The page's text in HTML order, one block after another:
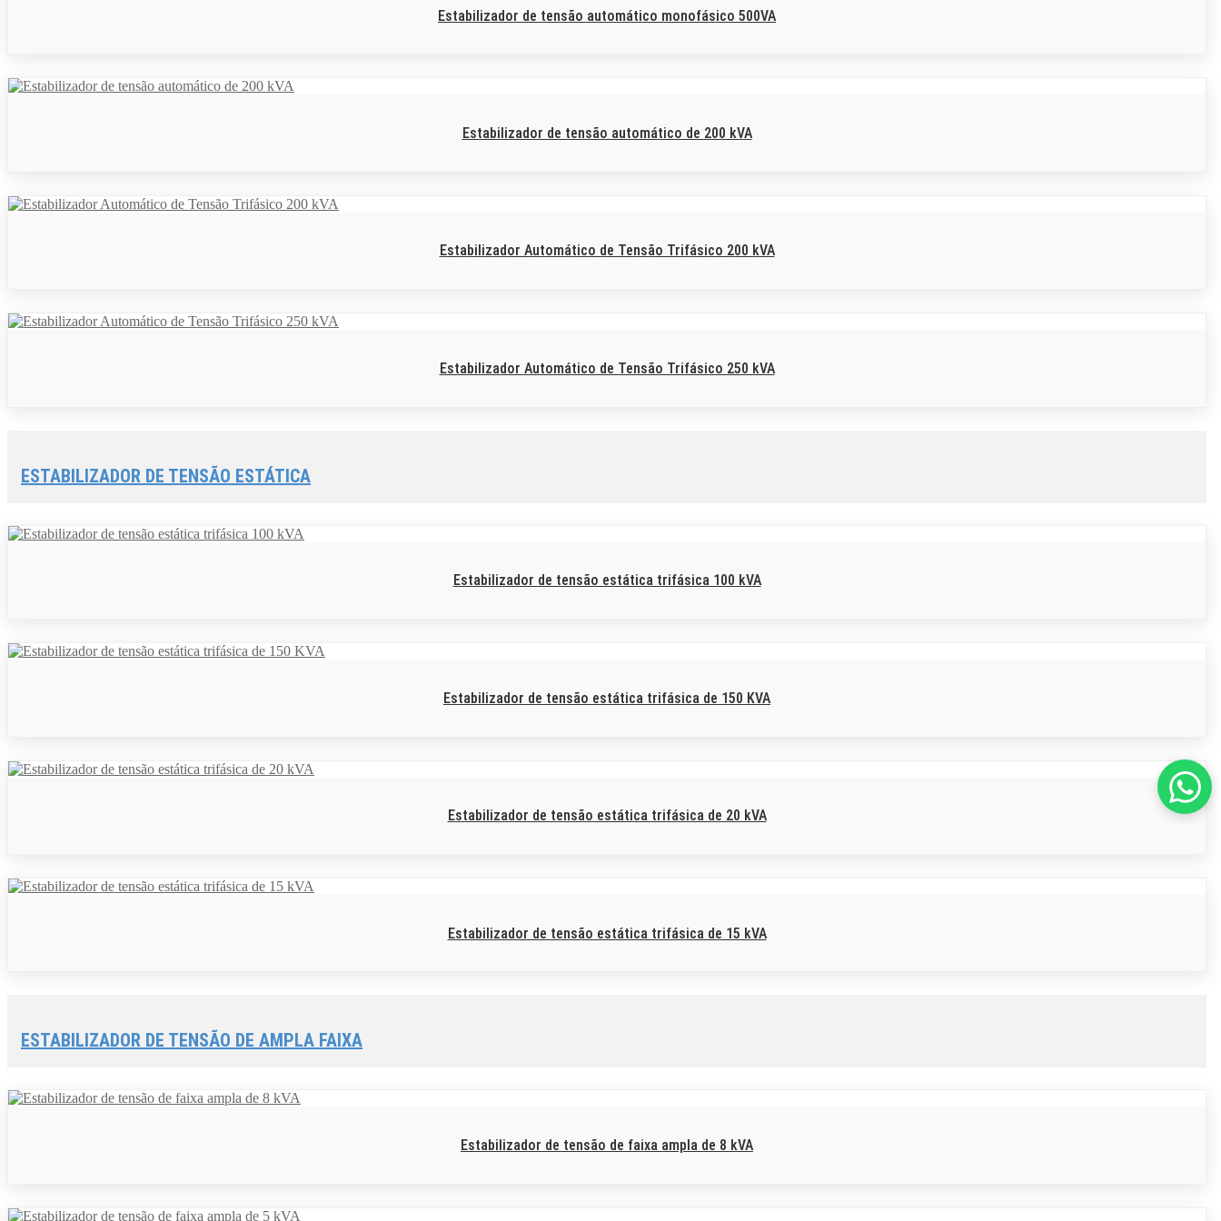
Estabilizador de tensão automático monofásico 500VA
Estabilizador de tensão automático de 200 kVA
Estabilizador Automático de Tensão Trifásico 200 kVA
Estabilizador Automático de Tensão Trifásico 250 kVA
ESTABILIZADOR DE TENSÃO ESTÁTICA
Estabilizador de tensão estática trifásica 100 kVA
Estabilizador de tensão estática trifásica de 150 KVA
Estabilizador de tensão estática trifásica de 20 kVA
Estabilizador de tensão estática trifásica de 15 kVA
ESTABILIZADOR DE TENSÃO DE AMPLA FAIXA
Estabilizador de tensão de faixa ampla de 8 kVA